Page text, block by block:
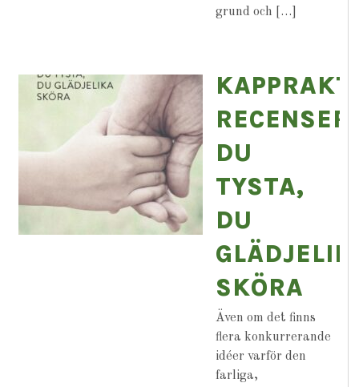
grund och […]
KAPPRAKT
DU
TYSTA,
DU
SKÖRA
Även om det finns
flera konkurrerande
idéer varför den
farliga,